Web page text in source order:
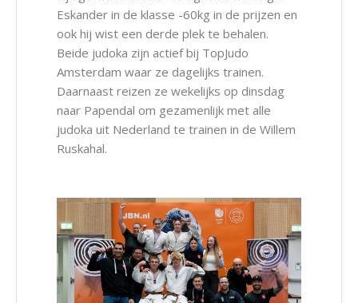
Eskander in de klasse -60kg in de prijzen en
ook hij wist een derde plek te behalen.
Beide judoka zijn actief bij TopJudo
Amsterdam waar ze dagelijks trainen.
Daarnaast reizen ze wekelijks op dinsdag
naar Papendal om gezamenlijk met alle
judoka uit Nederland te trainen in de Willem
Ruskahal.